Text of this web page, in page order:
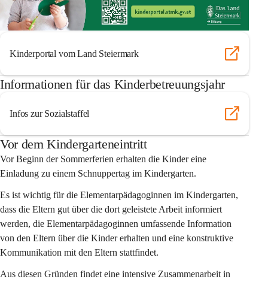
Kinderportal vom Land Steiermark
Informationen für das Kinderbetreuungsjahr
Infos zur Sozialstaffel
Vor dem Kindergarteneintritt
Vor Beginn der Sommerferien erhalten die Kinder eine
Einladung zu einem Schnuppertag im Kindergarten.
Es ist wichtig für die Elementarpädagoginnen im Kindergarten,
dass die Eltern gut über die dort geleistete Arbeit informiert
werden, die Elementarpädagoginnen umfassende Information
von den Eltern über die Kinder erhalten und eine konstruktive
Kommunikation mit den Eltern stattfindet.
Aus diesen Gründen findet eine intensive Zusammenarbeit in